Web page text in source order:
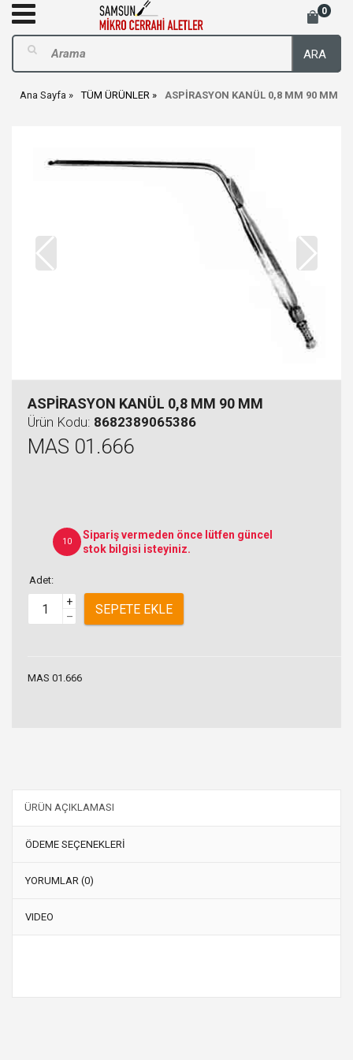
0
ARA
Ana Sayfa TÜM ÜRÜNLER ASPİRASYON KANÜL 0,8 MM 90 MM
ASPİRASYON KANÜL 0,8 MM 90 MM
Ürün Kodu: 8682389065386
MAS 01.666
10
Sipariş vermeden önce lütfen güncel
stok bilgisi isteyiniz.
Adet:
+
–
SEPETE EKLE
MAS 01.666
ÜRÜN AÇIKLAMASI
ÖDEME SEÇENEKLERİ
YORUMLAR (0)
VIDEO